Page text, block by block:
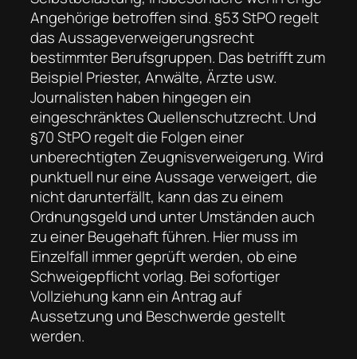
Angehörige betroffen sind. §53 StPO regelt
das Aussageverweigerungsrecht
bestimmter Berufsgruppen. Das betrifft zum
Beispiel Priester, Anwälte, Ärzte usw.
Journalisten haben hingegen ein
eingeschränktes Quellenschutzrecht. Und
§70 StPO regelt die Folgen einer
unberechtigten Zeugnisverweigerung. Wird
punktuell nur eine Aussage verweigert, die
nicht darunterfällt, kann das zu einem
Ordnungsgeld und unter Umständen auch
zu einer Beugehaft führen. Hier muss im
Einzelfall immer geprüft werden, ob eine
Schweigepflicht vorlag. Bei sofortiger
Vollziehung kann ein Antrag auf
Aussetzung und Beschwerde gestellt
werden.